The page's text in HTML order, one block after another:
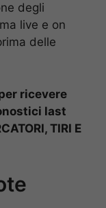
degli
live e on
delle
ricevere
last
TIRI E